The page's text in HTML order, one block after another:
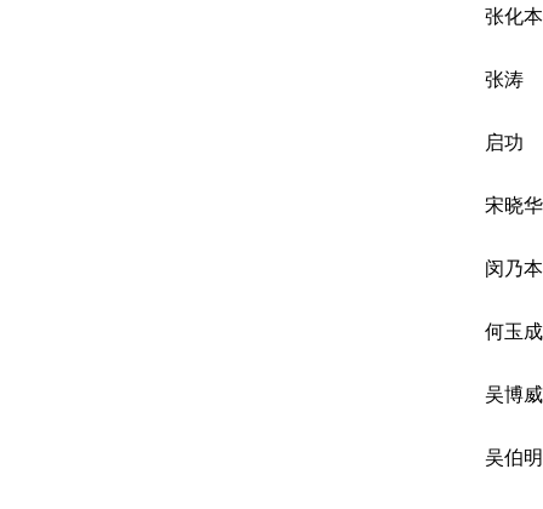
张化本
张涛
启功
宋晓华
闵乃本
何玉成
吴博威
吴伯明